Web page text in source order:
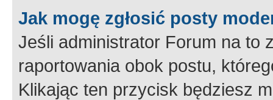
Jak mogę zgłosić posty
Jeśli administrator Forum na to
raportowania obok postu,
Klikając ten przycisk będziesz